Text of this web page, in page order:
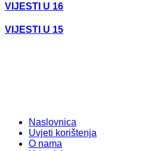
VIJESTI U 16
VIJESTI U 15
Naslovnica
Uvjeti korištenja
O nama